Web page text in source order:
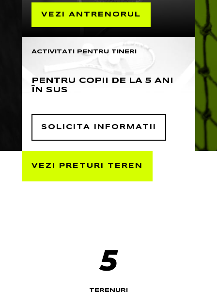
VEZI ANTRENORUL
ACTIVITATI PENTRU TINERI
PENTRU COPII DE LA 5 ANI
ÎN SUS
SOLICITA INFORMATII
VEZI PRETURI TEREN
5
TERENURI